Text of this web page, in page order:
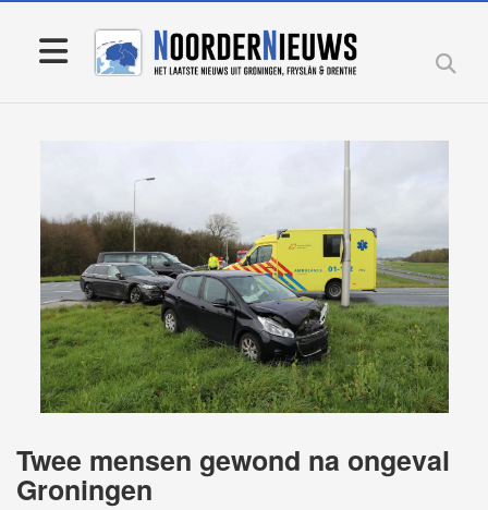
Twee mensen gewond na ongeval
Groningen